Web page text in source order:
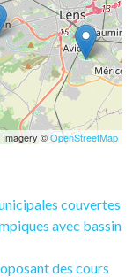
Imagery ©OpenStreetMap
couvertes
avec bassin
des cours